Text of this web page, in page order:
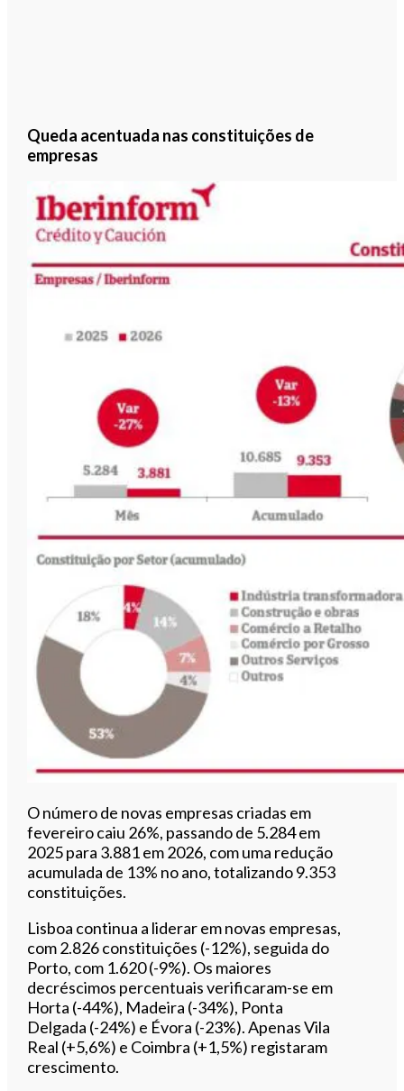
Queda acentuada nas constituições de
empresas
O número de novas empresas criadas em
fevereiro caiu 26%, passando de 5.284 em
2025 para 3.881 em 2026, com uma redução
acumulada de 13% no ano, totalizando 9.353
constituições.
Lisboa continua a liderar em novas empresas,
com 2.826 constituições (-12%), seguida do
Porto, com 1.620 (-9%). Os maiores
decréscimos percentuais verificaram-se em
Horta (-44%), Madeira (-34%), Ponta
Delgada (-24%) e Évora (-23%). Apenas Vila
Real (+5,6%) e Coimbra (+1,5%) registaram
crescimento.